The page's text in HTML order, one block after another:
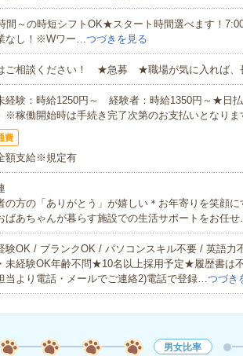
間～の時短シフトOK★スタート時間選べます！
なし！※Wワー…つづきを見る
ご相談ください！ ★急募 ★職場が気に入れば、
経験：時給1250円～ 経験者：時給1350円～★日
※稼働開始時は手続き完了次第のお支払いとなりま
費
額支給※規定有
の方の「ありがとう」が嬉しい＊お年寄りを笑顔
ばあちゃんが暮らす施設での生活サポートをお任
験OK / ブランクOK / パソコンスキル不要 / 英語力
未経験OK年齢不問★10名以上採用予定★履歴書は
当より電話・メールでご連絡2)電話で登録…つづき
男女比率